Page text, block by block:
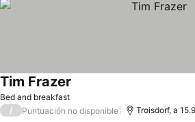
Bed and breakfast
Tim Frazer
/ Puntuación no disponible Troisdorf, a